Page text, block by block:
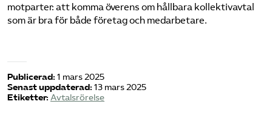
motparter: att komma överens om hållbara kollektivavtal
som är bra för både företag och medarbetare.
Publicerad: 1 mars 2025
Senast uppdaterad: 13 mars 2025
Etiketter: Avtalsrörelse